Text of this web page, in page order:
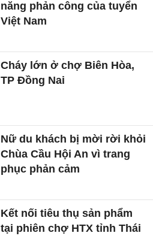
năng phản công của tuyển
Việt Nam
Cháy lớn ở chợ Biên Hòa,
TP Đồng Nai
Nữ du khách bị mời rời khỏi
Chùa Cầu Hội An vì trang
phục phản cảm
Kết nối tiêu thụ sản phẩm
tại phiên chợ HTX tỉnh Thái